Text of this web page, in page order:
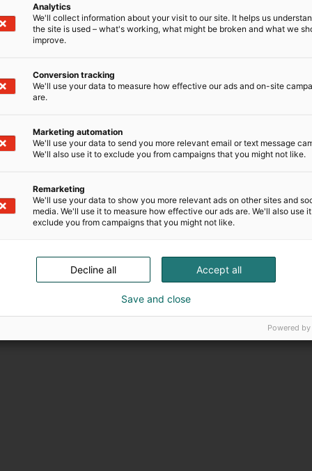
tai toimintamallia
esiin sairaanhoitajien omissa työyhteisöissään
selkeästi tunnistettavat sisältöalueet:
Analytics
We'll collect information about your visit to our site. It helps us
the site is used – what's working, what might be broken and what we
improve.
Conversion tracking
We'll use your data to measure how effective our ads and on-site
are.
Marketing automation
We'll use your data to send you more relevant email or text message
We'll also use it to exclude you from campaigns that you might not like.
Remarketing
We'll use your data to show you more relevant ads on other sites and
media. We'll use it to measure how effective our ads are. We'll also use
exclude you from campaigns that you might not like.
Accept all
Decline all
Save and close
Powered by